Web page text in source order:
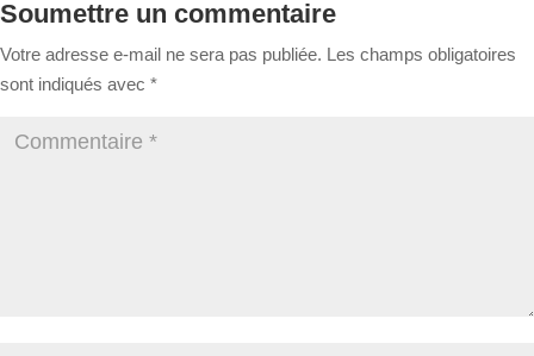
Soumettre un commentaire
Votre adresse e-mail ne sera pas publiée. Les champs obligatoires
sont indiqués avec *